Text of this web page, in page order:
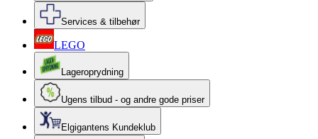
Services & tilbehør
LEGO
Lageroprydning
Ugens tilbud - og andre gode priser
Elgigantens Kundeklub